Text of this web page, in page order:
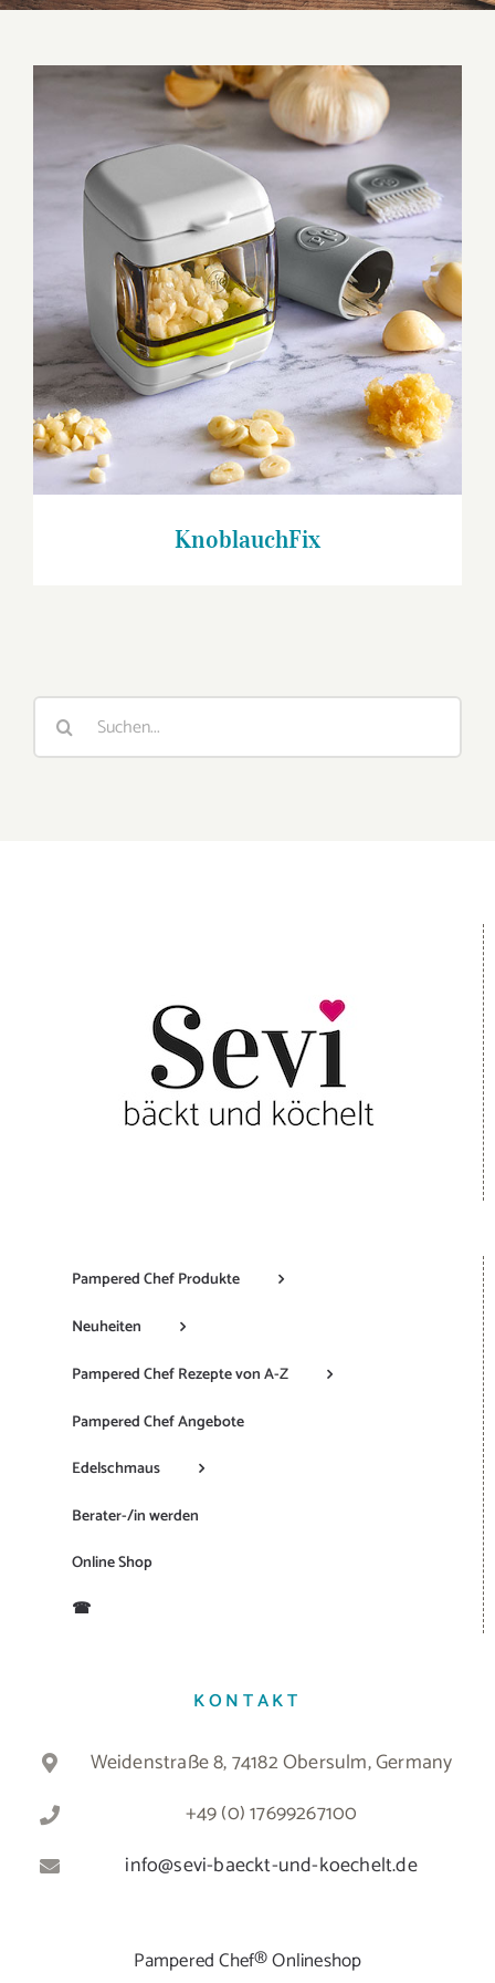
KnoblauchFix
KnoblauchFix
Suche
nach:
Pampered Chef Produkte
Neuheiten
Pampered Chef Rezepte von A-Z
Pampered Chef Angebote
Edelschmaus
Berater-/in werden
Online Shop
☎
KONTAKT
Weidenstraße 8, 74182 Obersulm, Germany
+49 (0) 17699267100
info@sevi-baeckt-und-koechelt.de
Pampered Chef® Onlineshop